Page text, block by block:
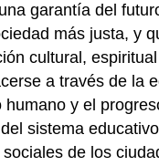
garantía del
más justa, y
cultural,
a través de la
y el
sistema
de los